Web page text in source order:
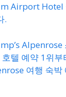
Airport Hotel
.
Alpenrose
텔 예약 1위
여행 숙박